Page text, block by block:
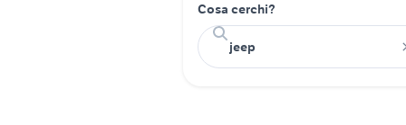
Cosa cerchi?